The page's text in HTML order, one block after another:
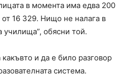
в момента има едва 200
16 329. Нищо не налага в
училища”, обясни той.
и да е било разговор
система.